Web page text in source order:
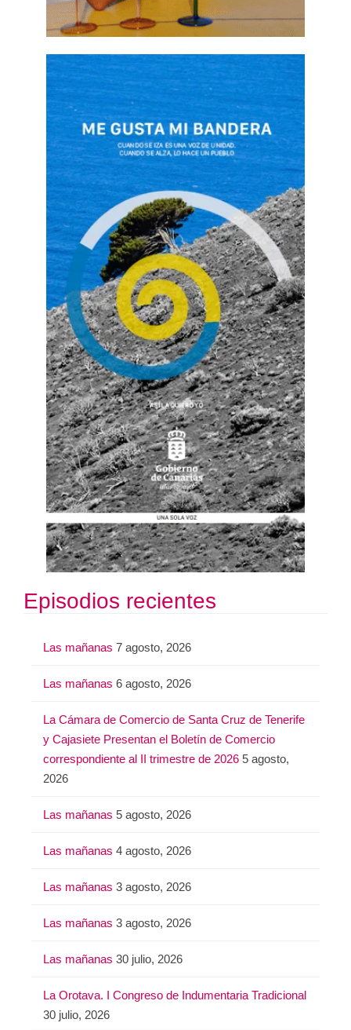
Episodios recientes
Las mañanas 7 agosto, 2026
Las mañanas 6 agosto, 2026
La Cámara de Comercio de Santa Cruz de Tenerife
y Cajasiete Presentan el Boletín de Comercio
correspondiente al II trimestre de 2026 5 agosto,
2026
Las mañanas 5 agosto, 2026
Las mañanas 4 agosto, 2026
Las mañanas 3 agosto, 2026
Las mañanas 3 agosto, 2026
Las mañanas 30 julio, 2026
La Orotava. I Congreso de Indumentaria Tradicional
30 julio, 2026